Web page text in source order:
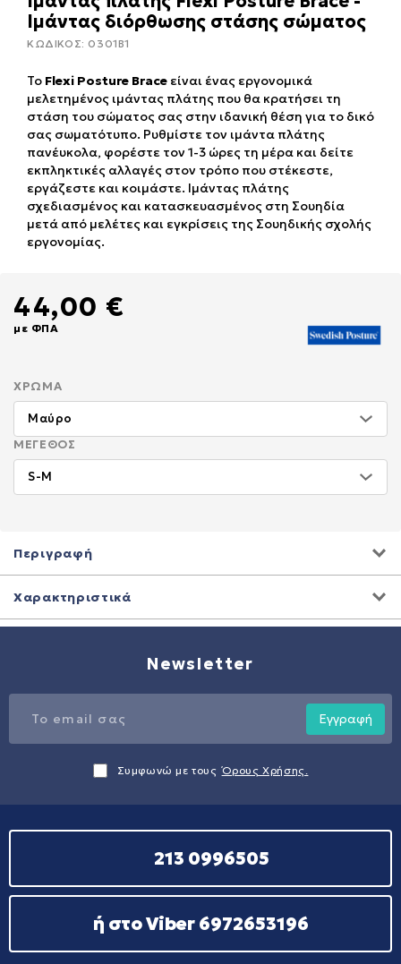
Ιμάντας διόρθωσης στάσης σώματος
ΚΩΔΙΚΟΣ: 0301B1
Το Flexi Posture Brace είναι ένας εργονομικά
μελετημένος ιμάντας πλάτης που θα κρατήσει τη
στάση του σώματος σας στην ιδανική θέση για το δικό
σας σωματότυπο. Ρυθμίστε τον ιμάντα πλάτης
πανέυκολα, φορέστε τον 1-3 ώρες τη μέρα και δείτε
εκπληκτικές αλλαγές στον τρόπο που στέκεστε,
εργάζεστε και κοιμάστε. Ιμάντας πλάτης
σχεδιασμένος και κατασκευασμένος στη Σουηδία
μετά από μελέτες και εγκρίσεις της Σουηδικής σχολής
εργονομίας.
44,00 €
με ΦΠΑ
ΧΡΏΜΑ
ΜΈΓΕΘΟΣ
Περιγραφή
Χαρακτηριστικά
Newsletter
Εγγραφή
Συμφωνώ με τους Όρους Χρήσης.
213 0996505
ή στο Viber 6972653196